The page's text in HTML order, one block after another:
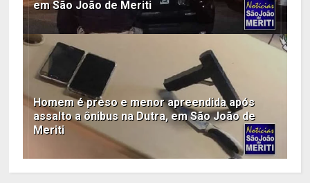
em São João de Meriti
Homem é preso e menor apreendida após
assalto a ônibus na Dutra, em São João de
Meriti